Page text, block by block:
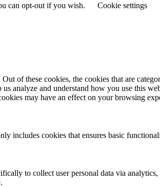
can opt-out if you wish. Cookie settings
of these cookies, the cookies that are
analyze and understand how you use this
may have an effect on your browsing
includes cookies that ensures basic
to collect user personal data via analytics,